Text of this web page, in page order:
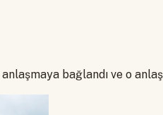
bağlandı ve o